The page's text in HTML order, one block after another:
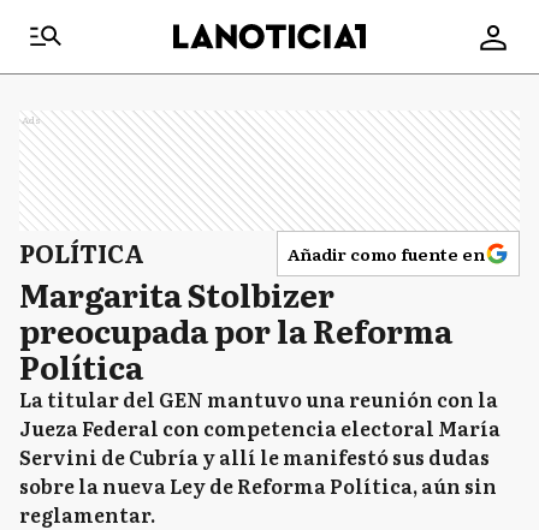
Ads
POLÍTICA Añadir como fuente en
Margarita Stolbizer
preocupada por la Reforma
Política
La titular del GEN mantuvo una reunión con la
Jueza Federal con competencia electoral María
Servini de Cubría y allí le manifestó sus dudas
sobre la nueva Ley de Reforma Política, aún sin
reglamentar.